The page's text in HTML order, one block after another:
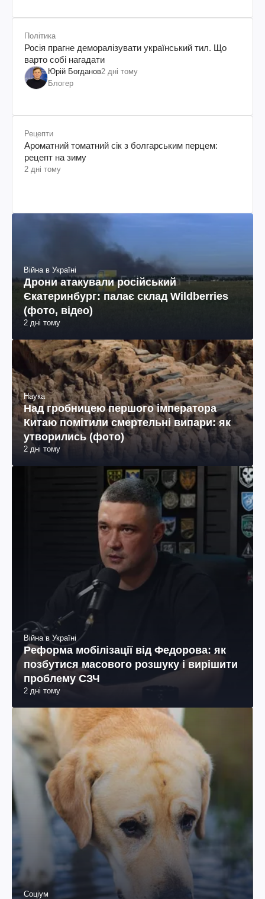
Політика
Росія прагне деморалізувати український тил. Що
варто собі нагадати
Юрій Богданов2 дні тому
Блогер
Рецепти
Ароматний томатний сік з болгарським перцем:
рецепт на зиму
2 дні тому
Війна в Україні
Дрони атакували російський
Єкатеринбург: палає склад Wildberries
(фото, відео)
2 дні тому
Наука
Над гробницею першого імператора
Китаю помітили смертельні випари: як
утворились (фото)
2 дні тому
Війна в Україні
Реформа мобілізації від Федорова: як
позбутися масового розшуку і вирішити
проблему СЗЧ
2 дні тому
Соціум